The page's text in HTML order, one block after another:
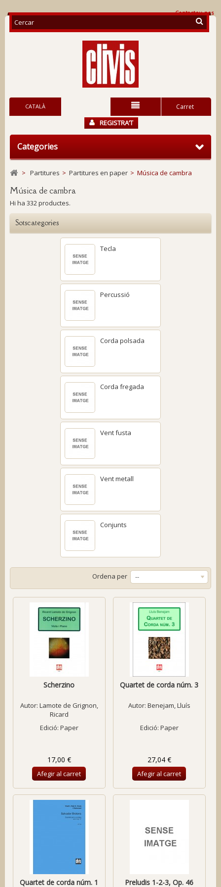
Contacteu-nos
Carret
CATALÀ
REGISTRA’T
Categories
> Partitures > Partitures en paper > Música de cambra
Música de cambra
Hi ha 332 productes.
Sotscategories
Tecla
Percussió
Corda polsada
Corda fregada
Vent fusta
Vent metall
Conjunts
Ordena per --
Scherzino
Autor: Lamote de Grignon,
Ricard
Edició: Paper
17,00 €
Afegir al carret
Quartet de corda núm. 3
Autor: Benejam, Lluís
Edició: Paper
27,04 €
Afegir al carret
Quartet de corda núm. 1
Preludis 1-2-3, Op. 46